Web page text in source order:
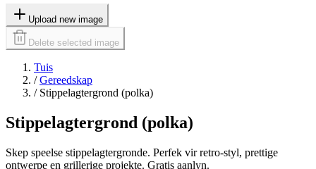
Upload new image
Delete selected image
Tuis
/ Gereedskap
/ Stippelagtergrond (polka)
Stippelagtergrond (polka)
Skep speelse stippelagtergronde. Perfek vir retro-styl, prettige
ontwerpe en grillerige projekte. Gratis aanlyn.